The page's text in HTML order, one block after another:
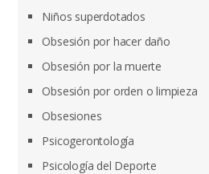
Niños superdotados
Obsesión por hacer daño
Obsesión por la muerte
Obsesión por orden o limpieza
Obsesiones
Psicogerontología
Psicología del Deporte